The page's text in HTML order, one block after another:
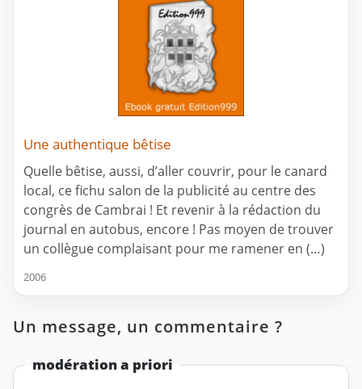
Une authentique bêtise
Quelle bêtise, aussi, d’aller couvrir, pour le canard
local, ce fichu salon de la publicité au centre des
congrès de Cambrai ! Et revenir à la rédaction du
journal en autobus, encore ! Pas moyen de trouver
un collègue complaisant pour me ramener en (…)
2006
Un message, un commentaire ?
modération a priori